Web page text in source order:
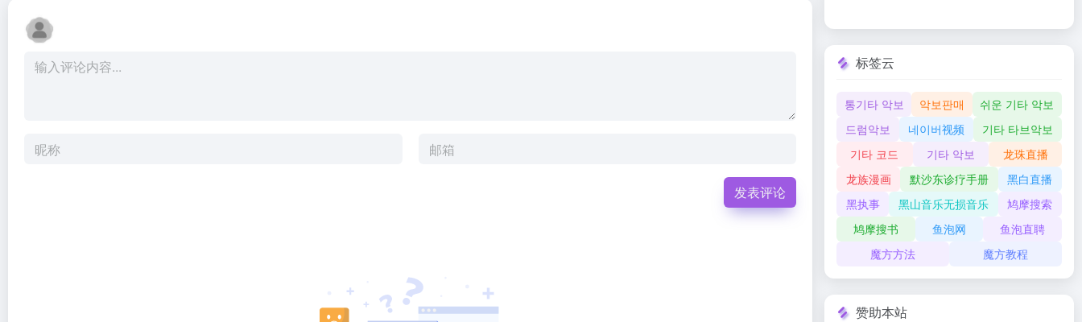
发表评论
标签云
통기타 악보 악보판매
쉬운 기타 악보
드럼악보
네이버视频
기타 타브악보
기타 코드
기타 악보
龙珠直播
龙族漫画
默沙东诊疗手册
黑白直播
黑执事
黑山音乐无损音乐
鸠摩搜索
鸠摩搜书
鱼泡网
鱼泡直聘
魔方方法
魔方教程
赞助本站